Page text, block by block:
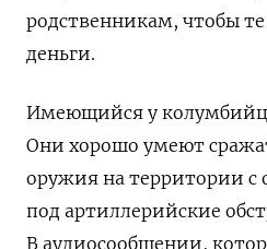
родственникам, чтобы
деньги.
Имеющийся у
Они хорошо умеют
оружия на территории с
под артиллерийские
В аудиосообщении,